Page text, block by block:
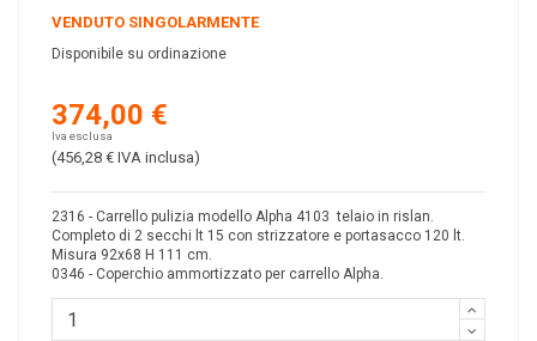
VENDUTO SINGOLARMENTE
Disponibile su ordinazione
374,00 €
Iva esclusa
(456,28 € IVA inclusa)
2316 - Carrello pulizia modello Alpha 4103 telaio in rislan.
Completo di 2 secchi lt 15 con strizzatore e portasacco 120 lt.
Misura 92x68 H 111 cm.
0346 - Coperchio ammortizzato per carrello Alpha.